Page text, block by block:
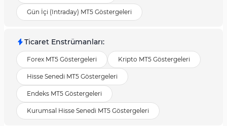
Gün İçi (Intraday) MT5 Göstergeleri
Ticaret Enstrümanları:
Forex MT5 Göstergeleri Kripto MT5 Göstergeleri
Hisse Senedi MT5 Göstergeleri
Endeks MT5 Göstergeleri
Kurumsal Hisse Senedi MT5 Göstergeleri